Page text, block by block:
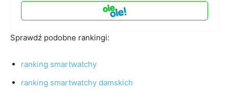
Sprawdź podobne rankingi:
ranking smartwatchy
ranking smartwatchy damskich